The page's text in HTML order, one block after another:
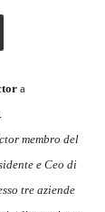
a
.
membro del
e Ceo di
tre aziende